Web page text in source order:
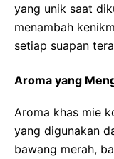
yang unik saat
menambah
setiap suapan
Aroma yang
Aroma khas mie
yang digunakan
bawang merah,